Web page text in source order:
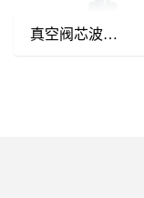
真空阀芯波纹管